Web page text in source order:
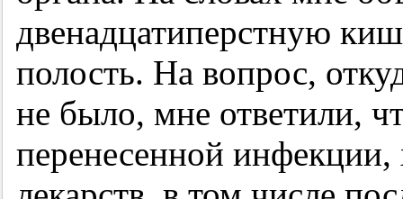
двенадцатиперстную
полость. На вопрос,
не было, мне ответили,
перенесенной инфекции,